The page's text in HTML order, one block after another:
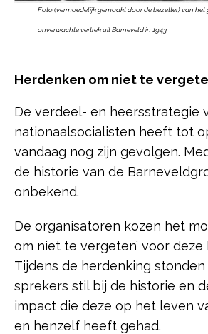
Foto (vermoedelijk gemaakt door de bezetter) van het
onverwachte vertrek uit Barneveld in 1943
Herdenken om niet te
De verdeel- en heersstrategie
nationaalsocialisten heeft tot
vandaag nog zijn gevolgen.
de historie van de
onbekend.
De organisatoren kozen het
om niet te vergeten’ voor deze
Tijdens de herdenking
sprekers stil bij de historie en
impact die deze op het leven
en henzelf heeft gehad.